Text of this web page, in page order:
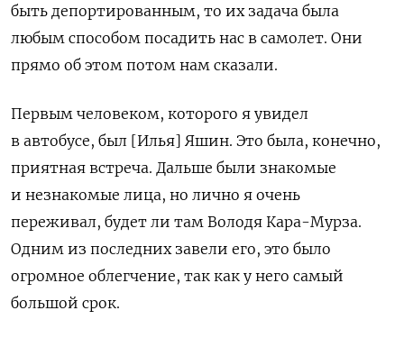
быть депортированным, то их задача была
любым способом посадить нас в самолет. Они
прямо об этом потом нам сказали.
Первым человеком, которого я увидел
в автобусе, был [Илья] Яшин. Это была, конечно,
приятная встреча. Дальше были знакомые
и незнакомые лица, но лично я очень
переживал, будет ли там Володя Кара-Мурза.
Одним из последних завели его, это было
огромное облегчение, так как у него самый
большой срок.